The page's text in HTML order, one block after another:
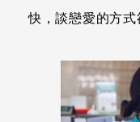
快，談戀愛的方式